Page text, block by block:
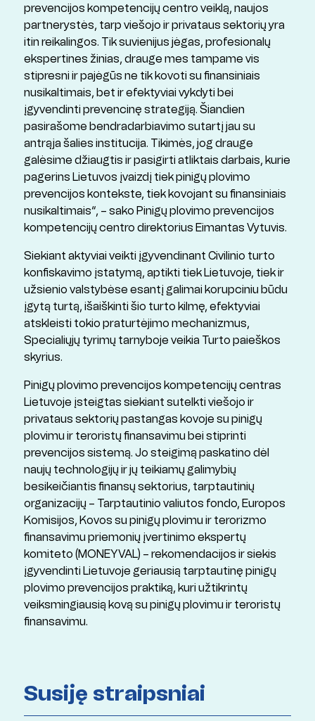
prevencijos kompetencijų centro veiklą, naujos
partnerystės, tarp viešojo ir privataus sektorių yra
itin reikalingos. Tik suvienijus jėgas, profesionalų
ekspertines žinias, drauge mes tampame vis
stipresni ir pajėgūs ne tik kovoti su finansiniais
nusikaltimais, bet ir efektyviai vykdyti bei
įgyvendinti prevencinę strategiją. Šiandien
pasirašome bendradarbiavimo sutartį jau su
antrąja šalies institucija. Tikimės, jog drauge
galėsime džiaugtis ir pasigirti atliktais darbais, kurie
pagerins Lietuvos įvaizdį tiek pinigų plovimo
prevencijos kontekste, tiek kovojant su finansiniais
nusikaltimais“, – sako Pinigų plovimo prevencijos
kompetencijų centro direktorius Eimantas Vytuvis.
Siekiant aktyviai veikti įgyvendinant Civilinio turto
konfiskavimo įstatymą, aptikti tiek Lietuvoje, tiek ir
užsienio valstybėse esantį galimai korupciniu būdu
įgytą turtą, išaiškinti šio turto kilmę, efektyviai
atskleisti tokio praturtėjimo mechanizmus,
Specialiųjų tyrimų tarnyboje veikia Turto paieškos
skyrius.
Pinigų plovimo prevencijos kompetencijų centras
Lietuvoje įsteigtas siekiant sutelkti viešojo ir
privataus sektorių pastangas kovoje su pinigų
plovimu ir teroristų finansavimu bei stiprinti
prevencijos sistemą. Jo steigimą paskatino dėl
naujų technologijų ir jų teikiamų galimybių
besikeičiantis finansų sektorius, tarptautinių
organizacijų – Tarptautinio valiutos fondo, Europos
Komisijos, Kovos su pinigų plovimu ir terorizmo
finansavimu priemonių įvertinimo ekspertų
komiteto (MONEYVAL) – rekomendacijos ir siekis
įgyvendinti Lietuvoje geriausią tarptautinę pinigų
plovimo prevencijos praktiką, kuri užtikrintų
veiksmingiausią kovą su pinigų plovimu ir teroristų
finansavimu.
Susiję straipsniai